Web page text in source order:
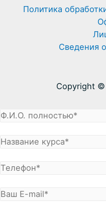
Политика
Сведения
Copyright